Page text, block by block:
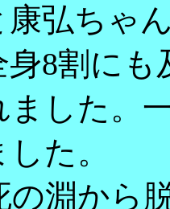
弘ちゃ
身8割に
した。
た。
淵から